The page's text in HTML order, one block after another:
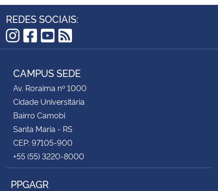
REDES SOCIAIS:
Instagram
Facebook
YouTube
RSS
CAMPUS SEDE
Av. Roraima nº 1000
Cidade Universitária
Bairro Camobi
Santa Maria - RS
CEP: 97105-900
+55 (55) 3220-8000
PPGAGR